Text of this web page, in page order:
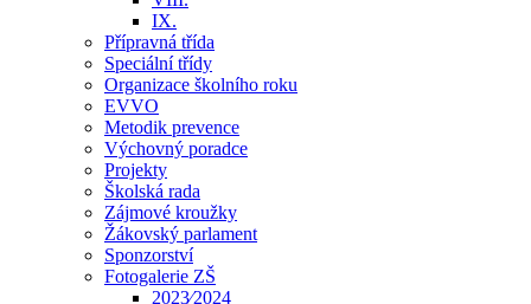
IX.
Přípravná třída
Speciální třídy
Organizace školního roku
EVVO
Metodik prevence
Výchovný poradce
Projekty
Školská rada
Zájmové kroužky
Žákovský parlament
Sponzorství
Fotogalerie ZŠ
2023⁄2024